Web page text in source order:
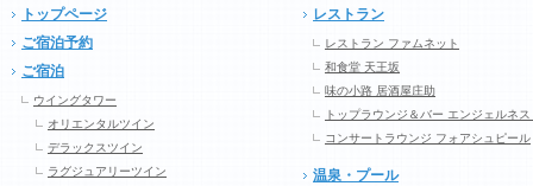
トップページ
ご宿泊予約
ご宿泊
ウイングタワー
オリエンタルツイン
デラックスツイン
ラグジュアリーツイン
レストラン
レストラン ファムネット
和食堂 天王坂
味の小路 居酒屋庄助
トップラウンジ＆バー エンジェルネス
コンサートラウンジ フォアシュピール
温泉・プール